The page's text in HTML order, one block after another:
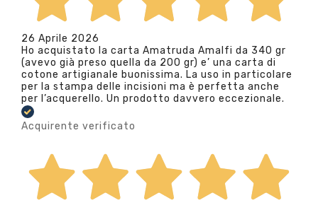
26 Aprile 2026
Ho acquistato la carta Amatruda Amalfi da 340 gr
(avevo già preso quella da 200 gr) e’ una carta di
cotone artigianale buonissima. La uso in particolare
per la stampa delle incisioni ma è perfetta anche
per l’acquerello. Un prodotto davvero eccezionale.
Acquirente verificato